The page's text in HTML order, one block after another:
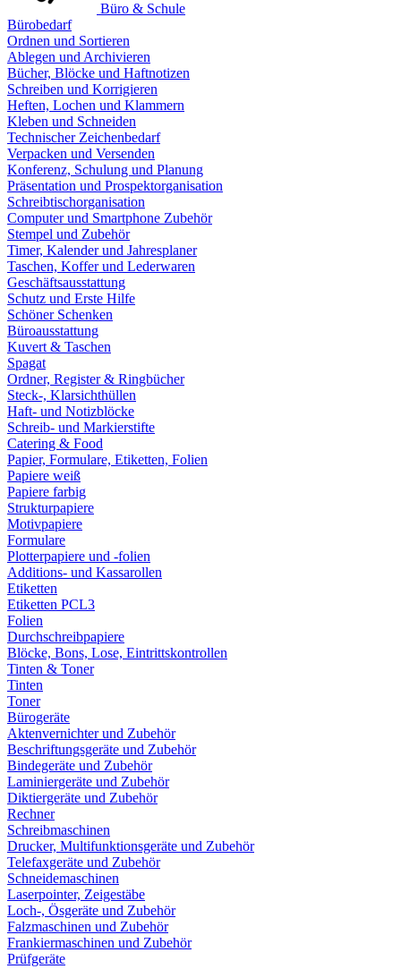
Büro & Schule
Bürobedarf
Ordnen und Sortieren
Ablegen und Archivieren
Bücher, Blöcke und Haftnotizen
Schreiben und Korrigieren
Heften, Lochen und Klammern
Kleben und Schneiden
Technischer Zeichenbedarf
Verpacken und Versenden
Konferenz, Schulung und Planung
Präsentation und Prospektorganisation
Schreibtischorganisation
Computer und Smartphone Zubehör
Stempel und Zubehör
Timer, Kalender und Jahresplaner
Taschen, Koffer und Lederwaren
Geschäftsausstattung
Schutz und Erste Hilfe
Schöner Schenken
Büroausstattung
Kuvert & Taschen
Spagat
Ordner, Register & Ringbücher
Steck-, Klarsichthüllen
Haft- und Notizblöcke
Schreib- und Markierstifte
Catering & Food
Papier, Formulare, Etiketten, Folien
Papiere weiß
Papiere farbig
Strukturpapiere
Motivpapiere
Formulare
Plotterpapiere und -folien
Additions- und Kassarollen
Etiketten
Etiketten PCL3
Folien
Durchschreibpapiere
Blöcke, Bons, Lose, Eintrittskontrollen
Tinten & Toner
Tinten
Toner
Bürogeräte
Aktenvernichter und Zubehör
Beschriftungsgeräte und Zubehör
Bindegeräte und Zubehör
Laminiergeräte und Zubehör
Diktiergeräte und Zubehör
Rechner
Schreibmaschinen
Drucker, Multifunktionsgeräte und Zubehör
Telefaxgeräte und Zubehör
Schneidemaschinen
Laserpointer, Zeigestäbe
Loch-, Ösgeräte und Zubehör
Falzmaschinen und Zubehör
Frankiermaschinen und Zubehör
Prüfgeräte